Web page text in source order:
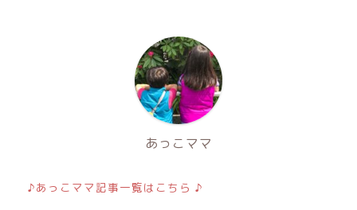
あっこママ
♪あっこママ記事一覧はこちら ♪